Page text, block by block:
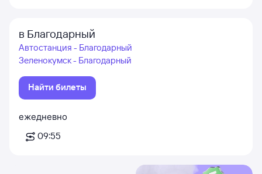
в Благодарный
Автостанция - Благодарный
Зеленокумск - Благодарный
Найти билеты
ежедневно
09:55